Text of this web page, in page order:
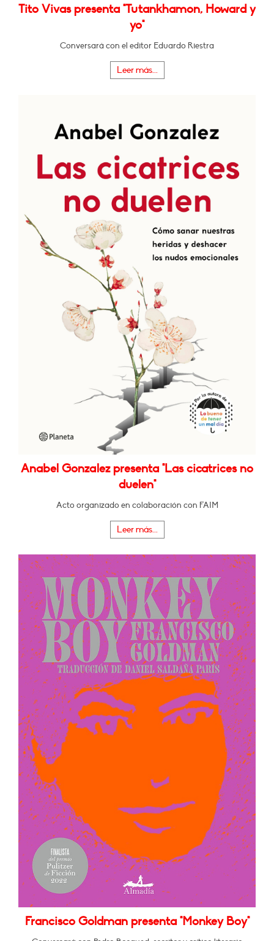
Tito Vivas presenta "Tutankhamon, Howard y
yo"
Conversará con el editor Eduardo Riestra
Leer más...
Anabel Gonzalez presenta "Las cicatrices no
duelen"
Acto organizado en colaboración con FAIM
Leer más...
Francisco Goldman presenta "Monkey Boy"